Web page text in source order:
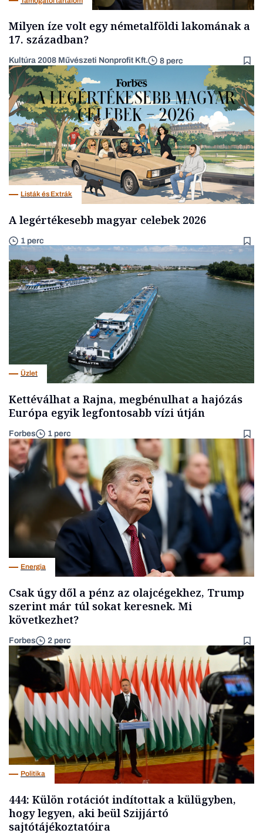
Milyen íze volt egy németalföldi lakomának a
17. században?
Kultúra 2008 Művészeti Nonprofit Kft. 8 perc
Listák és Extrák
A legértékesebb magyar celebek 2026
1 perc
Üzlet
Kettéválhat a Rajna, megbénulhat a hajózás
Európa egyik legfontosabb vízi útján
Forbes 1 perc
Energia
Csak úgy dől a pénz az olajcégekhez, Trump
szerint már túl sokat keresnek. Mi
következhet?
Forbes 2 perc
Politika
444: Külön rotációt indítottak a külügyben,
hogy legyen, aki beül Szijjártó
sajtótájékoztatóira